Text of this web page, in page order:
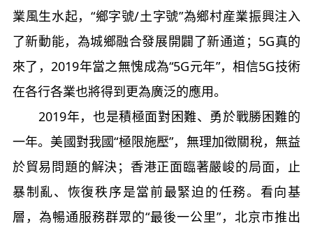
業風生水起，“鄉字號/土字號”為鄉村産業振興注入
了新動能，為城鄉融合發展開闢了新通道；5G真的
來了，2019年當之無愧成為“5G元年”，相信5G技術
在各行各業也將得到更為廣泛的應用。
2019年，也是積極面對困難、勇於戰勝困難的
一年。美國對我國“極限施壓”，無理加徵關稅，無益
於貿易問題的解決；香港正面臨著嚴峻的局面，止
暴制亂、恢復秩序是當前最緊迫的任務。看向基
層，為暢通服務群眾的“最後一公里”，北京市推出